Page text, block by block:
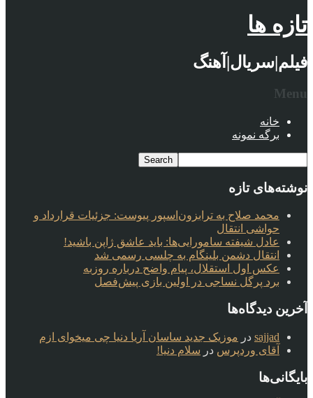
تازه ها
فیلم|سریال|آهنگ
Menu
خانه
برگه نمونه
نوشته‌های تازه
محمد صلاح به ترابزون‌اسپور پیوست: جزئیات قرارداد و
حواشی انتقال
عادل شیفته سامورایی‌ها: باید عاشق ژاپن باشید!
انتقال دشمن بلینگام به چلسی رسمی شد
عکس اول استقلال، پیام واضح درباره روزبه
برد پرگل نساجی در اولین بازی پیش‌فصل
آخرین دیدگاه‌ها
sajjad در موزیک جدید ساسان آریا دنیا چی میخوای ازم
آقای وردپرس در سلام دنیا!
بایگانی‌ها